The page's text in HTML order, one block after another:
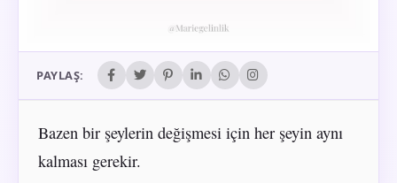
PAYLAŞ:
Bazen bir şeylerin değişmesi için her şeyin aynı
kalması gerekir.